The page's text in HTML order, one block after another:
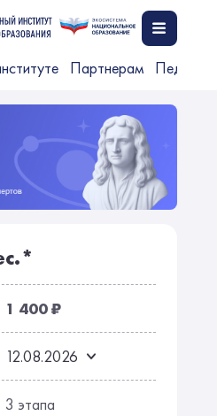
Партнерам
1 400 ₽
12.08.2026
3 этапа